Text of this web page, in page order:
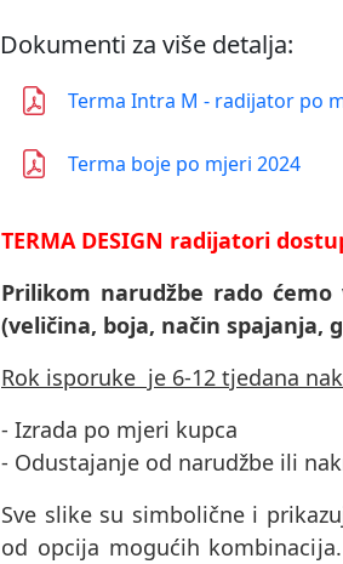
Dokumenti za više detalja:
Terma Intra M - radijator po
Terma boje po mjeri 2024
TERMA DESIGN radijatori
Prilikom narudžbe rado
(veličina, boja, način spajanja,
Rok isporuke je 6-12 tjedana
- Izrada po mjeri kupca
- Odustajanje od narudžbe ili
Sve slike su simbolične i
od opcija mogućih